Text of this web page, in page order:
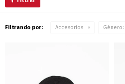
Filtrando por: Accesorios Género: